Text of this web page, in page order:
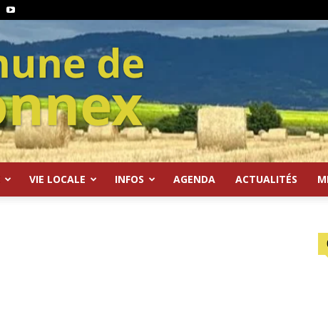
VIE LOCALE INFOS AGENDA ACTUALITÉS